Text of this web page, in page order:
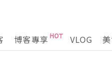
博客專享 VLOG